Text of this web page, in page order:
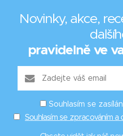
Novinky, akce,
pravidelně ve
Souhlasím se
Souhlasím se zpracováním